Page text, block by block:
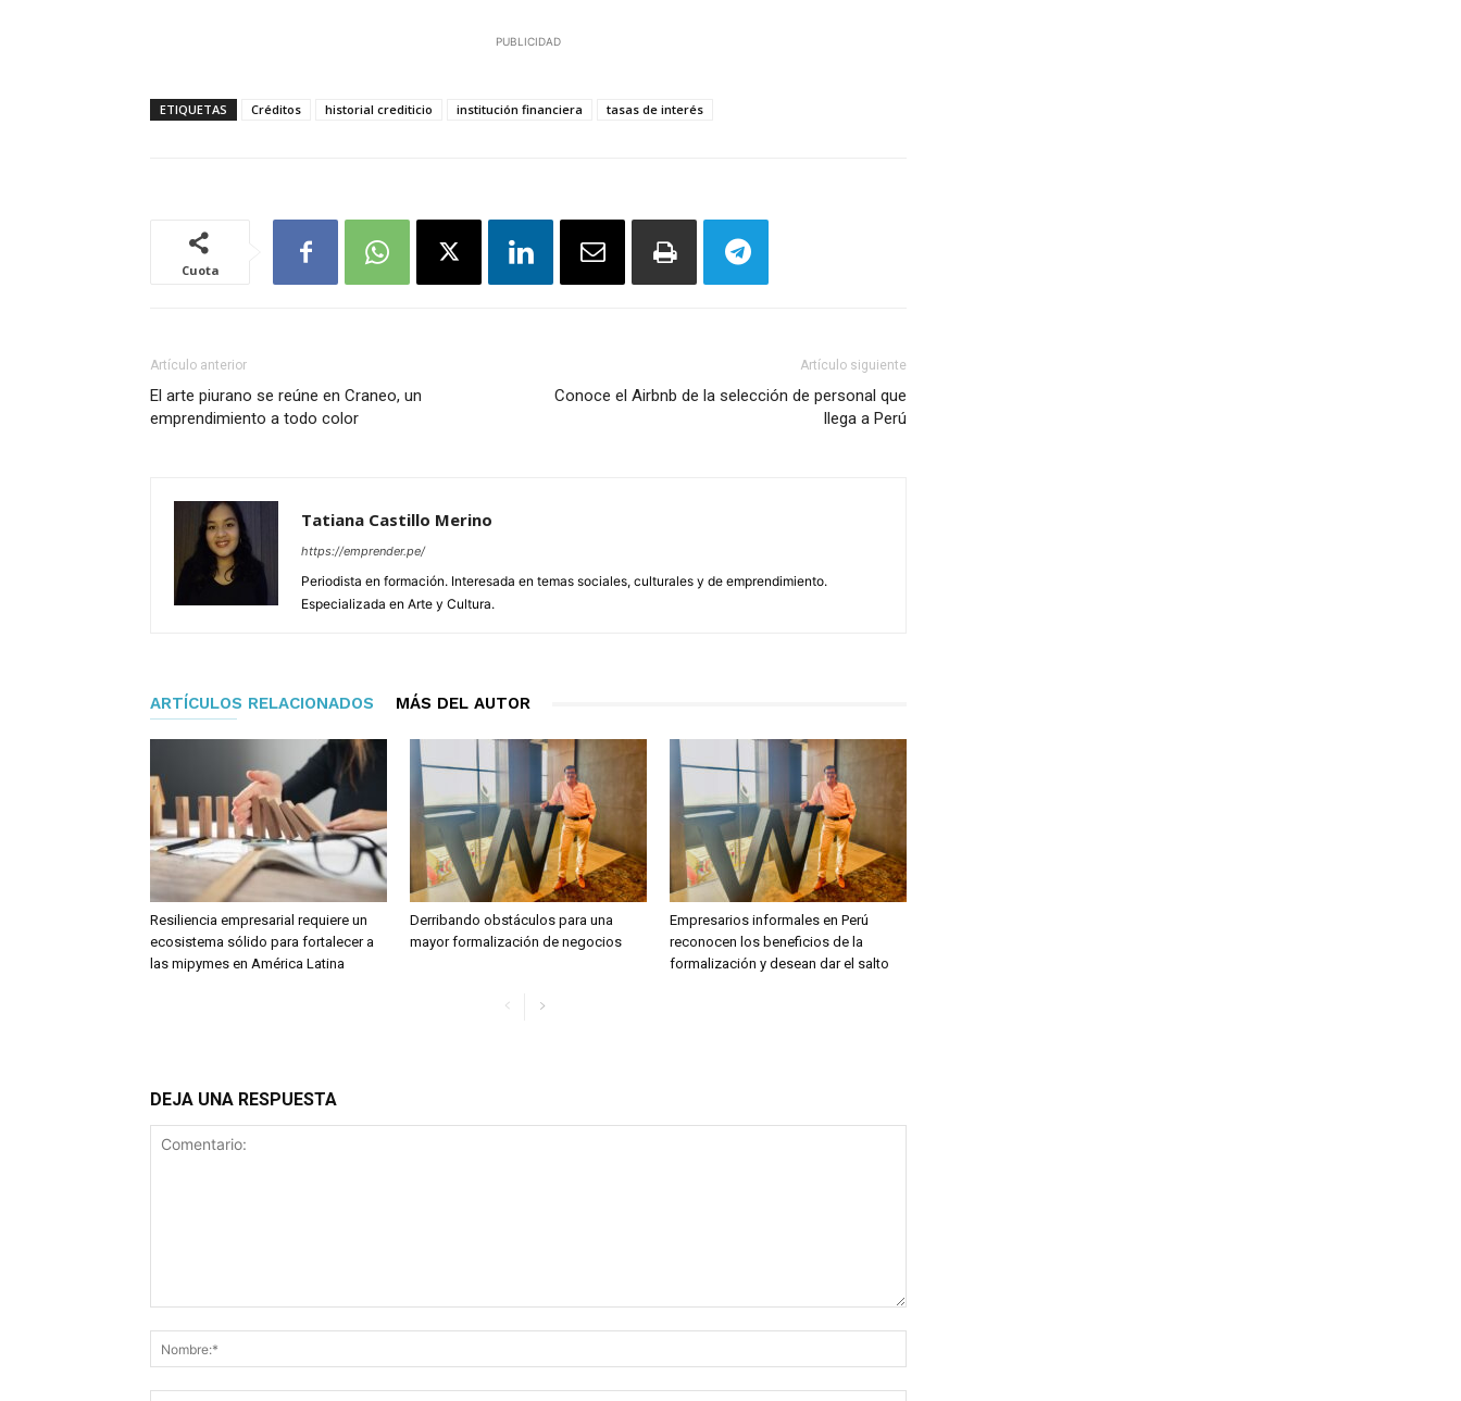
PUBLICIDAD
ETIQUETAS Créditos historial crediticio institución financiera tasas de interés
Cuota
Artículo anterior
El arte piurano se reúne en Craneo, un
emprendimiento a todo color
Artículo siguiente
Conoce el Airbnb de la selección de personal que
llega a Perú
Tatiana Castillo Merino
https://emprender.pe/
Periodista en formación. Interesada en temas sociales, culturales y de emprendimiento.
Especializada en Arte y Cultura.
ARTÍCULOS RELACIONADOS MÁS DEL AUTOR
Resiliencia empresarial requiere un
ecosistema sólido para fortalecer a
las mipymes en América Latina
Derribando obstáculos para una
mayor formalización de negocios
Empresarios informales en Perú
reconocen los beneficios de la
formalización y desean dar el salto
DEJA UNA RESPUESTA